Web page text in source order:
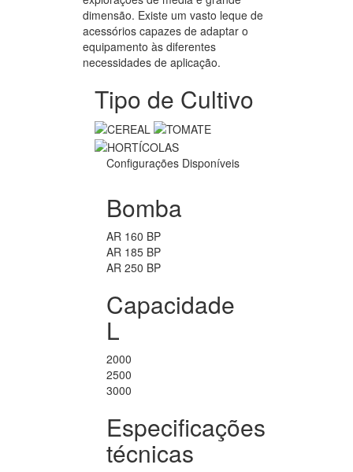
dimensão. Existe um vasto leque de
acessórios capazes de adaptar o
equipamento às diferentes
necessidades de aplicação.
Tipo de Cultivo
Configurações Disponíveis
Bomba
AR 160 BP
AR 185 BP
AR 250 BP
Capacidade
L
2000
2500
3000
Especificações
técnicas